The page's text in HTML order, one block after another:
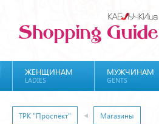
ЖЕНЩИНАМ
LADIES
МУЖЧИНАМ
GENTS
ТРК "Проспект" Магазины